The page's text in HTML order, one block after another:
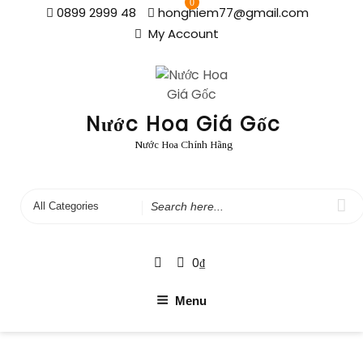
0899 2999 48
honghiem77@gmail.com
My Account
Nước Hoa Giá Gốc
Nước Hoa Chính Hãng
Search
0
0₫
Menu